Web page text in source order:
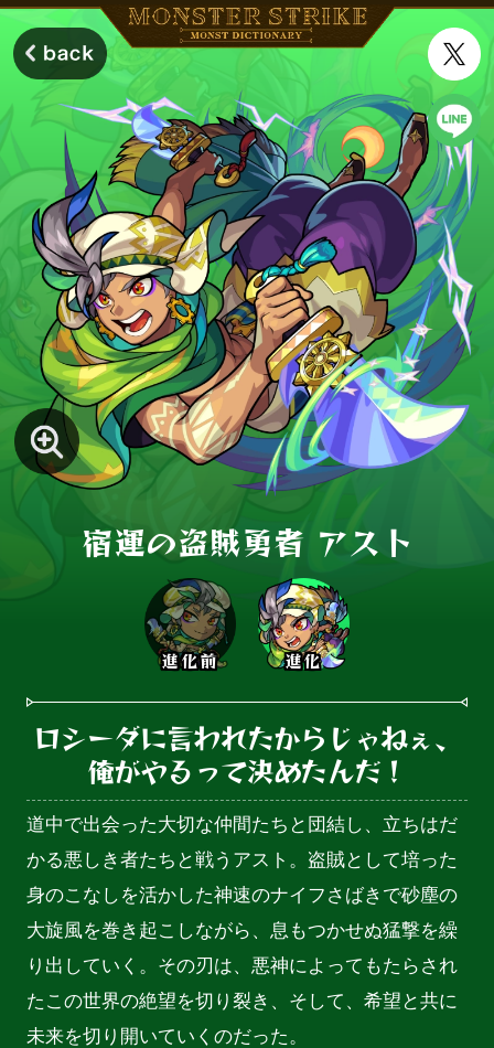
宿運の盗賊勇者 アスト
進化前 進化
ロシーダに言われたからじゃねぇ、
俺がやるって決めたんだ！
道中で出会った大切な仲間たちと団結し、立ちはだ
かる悪しき者たちと戦うアスト。盗賊として培った
身のこなしを活かした神速のナイフさばきで砂塵の
大旋風を巻き起こしながら、息もつかせぬ猛撃を繰
り出していく。その刃は、悪神によってもたらされ
たこの世界の絶望を切り裂き、そして、希望と共に
未来を切り開いていくのだった。